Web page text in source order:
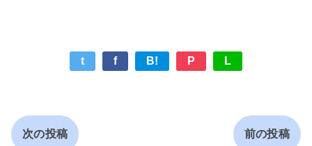
t f B! P L
次の投稿 前の投稿